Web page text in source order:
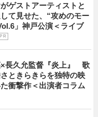
ゲストアーティストと
て見せた、“攻めのモー
」神戸公演＜ライブ
P R
×長久允監督『炎上』 歌
ときらきらを独特の映
衝撃作＜出演者コラム